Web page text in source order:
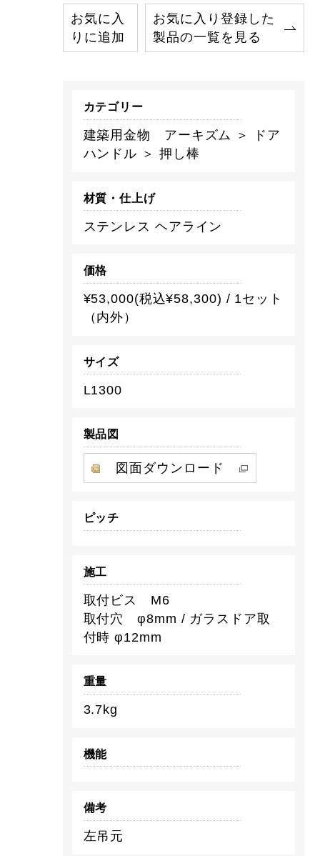
お気に入
りに追加
お気に入り登録した
製品の一覧を見る
カテゴリー
建築用金物 アーキズム ＞ ドア
ハンドル ＞ 押し棒
材質・仕上げ
ステンレス ヘアライン
価格
¥53,000(税込¥58,300) / 1セット
（内外）
サイズ
L1300
製品図
図面ダウンロード
ピッチ
施工
取付ビス M6
取付穴 φ8mm / ガラスドア取
付時 φ12mm
重量
3.7kg
機能
備考
左吊元